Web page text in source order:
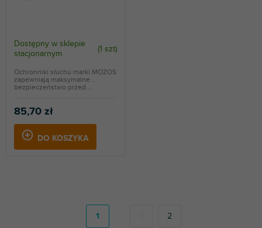
Dostępny w sklepie
stacjonarnym
(1 szt)
85,70 zł
DO KOSZYKA
Ochronniki słuchu marki MOZOS
zapewniają maksymalne
bezpieczeństwo przed...
1 2